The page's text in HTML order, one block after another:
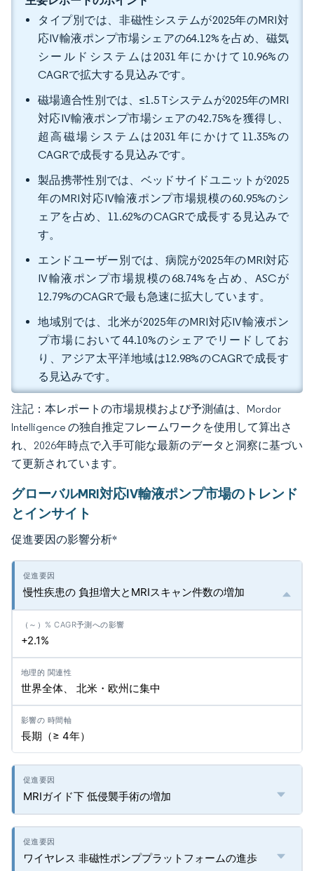
タイプ別では、非磁性システムが2025年のMRI対
応IV輸液ポンプ市場シェアの64.12%を占め、磁気
シールドシステムは2031年にかけて10.96%の
CAGRで拡大する見込みです。
磁場適合性別では、≤1.5 Tシステムが2025年のMRI
対応IV輸液ポンプ市場シェアの42.75%を獲得し、
超高磁場システムは2031年にかけて11.35%の
CAGRで成長する見込みです。
製品携帯性別では、ベッドサイドユニットが2025
年のMRI対応IV輸液ポンプ市場規模の60.95%のシ
ェアを占め、11.62%のCAGRで成長する見込みで
す。
エンドユーザー別では、病院が2025年のMRI対応
IV輸液ポンプ市場規模の68.74%を占め、ASCが
12.79%のCAGRで最も急速に拡大しています。
地域別では、北米が2025年のMRI対応IV輸液ポン
プ市場において44.10%のシェアでリードしてお
り、アジア太平洋地域は12.98%のCAGRで成長す
る見込みです。
注記：本レポートの市場規模および予測値は、Mordor
Intelligence の独自推定フレームワークを使用して算出さ
れ、2026年時点で入手可能な最新のデータと洞察に基づい
て更新されています。
グローバルMRI対応IV輸液ポンプ市場のトレンド
とインサイト
促進要因の影響分析*
慢性疾患の 負担増大とMRIスキャン件数の増加
+2.1%
世界全体、 北米・欧州に集中
長期（≥ 4年）
MRIガイド下 低侵襲手術の増加
ワイヤレス 非磁性ポンププラットフォームの進歩